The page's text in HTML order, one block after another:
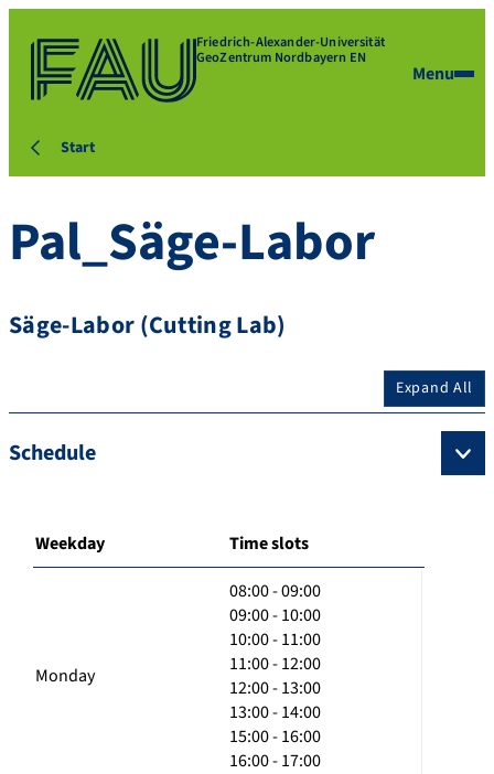
Friedrich-Alexander-Universität
GeoZentrum Nordbayern EN
Menu
Start
Pal_Säge-Labor
Säge-Labor (Cutting Lab)
Expand All
Schedule
Weekday Time slots
Monday
08:00 - 09:00
09:00 - 10:00
10:00 - 11:00
11:00 - 12:00
12:00 - 13:00
13:00 - 14:00
15:00 - 16:00
16:00 - 17:00